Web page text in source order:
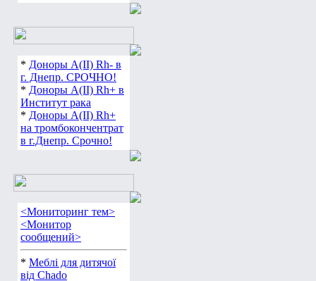
* Доноры А(ІІ) Rh- в
г. Днепр. СРОЧНО!
* Доноры А(ІІ) Rh+ в
Институт рака
* Доноры А(ІІ) Rh+
на тромбокончентрат
в г.Днепр. Срочно!
<Мониторинг тем>
<Монитор
сообщений>
* Меблі для дитячої
від Chado